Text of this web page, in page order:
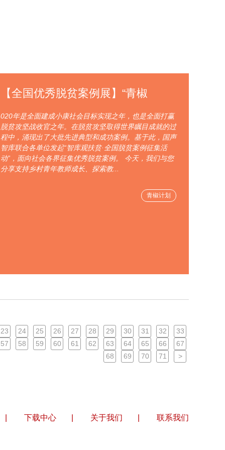
【全国优秀脱贫案例展】“青椒
020年是全面建成小康社会目标实现之年，也是全面打赢
脱贫攻坚战收官之年。在脱贫攻坚取得世界瞩目成就的过
程中，涌现出了大批先进典型和成功案例。基于此，国声
智库联合各单位发起“智库观扶贫·全国脱贫案例征集活
动”，面向社会各界征集优秀脱贫案例。 今天，我们与您
分享支持乡村青年教师成长、探索教...
青椒计划
23 24 25 26 27 28 29 30 31 32
33
57
58 59 60 61 62 63 64 65 66
67
68
69 70 71 >
下载中心 关于我们 联系我们